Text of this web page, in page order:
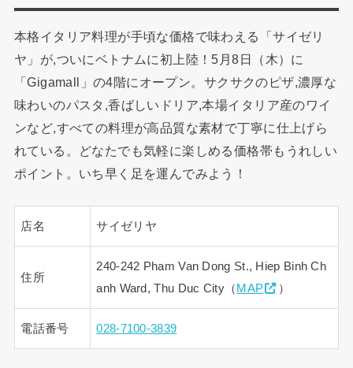
本格イタリア料理が手頃な価格で味わえる「サイゼリ
ヤ」が,ついにベトナムに初上陸！5月8日（木）に
「Gigamall」の4階にオープン。サクサクのピザ,濃厚な
味わいのパスタ,香ばしいドリア,本場イタリア産のワイ
ンなど,すべての料理が高品質な素材で丁寧に仕上げら
れている。どなたでも気軽に楽しめる価格帯もうれしい
ポイント。いち早く足を運んでみよう！
店名 サイゼリヤ
住所
240-242 Pham Van Dong St., Hiep Binh Ch
anh Ward, Thu Duc City（ MAP ）
電話番号 028-7100-3839